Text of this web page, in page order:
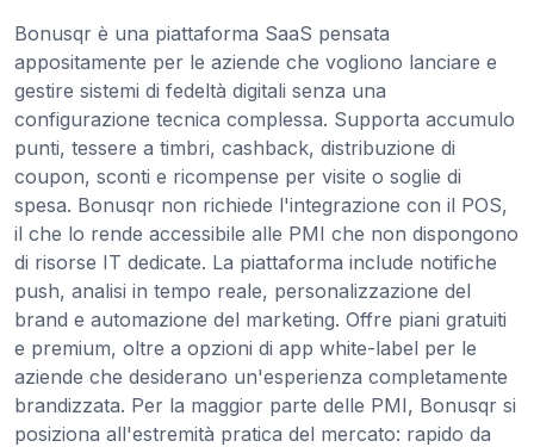
Bonusqr è una piattaforma SaaS pensata
appositamente per le aziende che vogliono lanciare e
gestire sistemi di fedeltà digitali senza una
configurazione tecnica complessa. Supporta accumulo
punti, tessere a timbri, cashback, distribuzione di
coupon, sconti e ricompense per visite o soglie di
spesa. Bonusqr non richiede l'integrazione con il POS,
il che lo rende accessibile alle PMI che non dispongono
di risorse IT dedicate. La piattaforma include notifiche
push, analisi in tempo reale, personalizzazione del
brand e automazione del marketing. Offre piani gratuiti
e premium, oltre a opzioni di app white-label per le
aziende che desiderano un'esperienza completamente
brandizzata. Per la maggior parte delle PMI, Bonusqr si
posiziona all'estremità pratica del mercato: rapido da